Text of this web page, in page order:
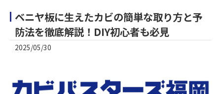
ベニヤ板に生えたカビの簡単な取り方と予
防法を徹底解説！DIY初心者も必見
2025/05/30